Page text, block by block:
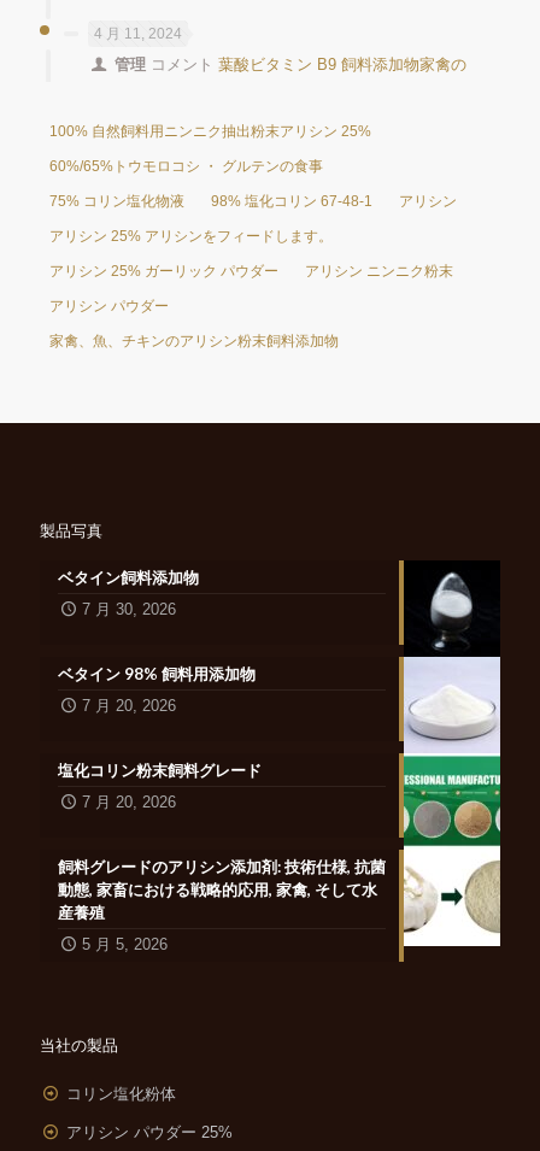
4 月 11, 2024
管理 コメント葉酸ビタミン B9 飼料添加物家禽の
100% 自然飼料用ニンニク抽出粉末アリシン 25%
60%/65%トウモロコシ ・ グルテンの食事
75% コリン塩化物液 98% 塩化コリン 67-48-1 アリシン
アリシン 25% アリシンをフィードします。
アリシン 25% ガーリック パウダー アリシン ニンニク粉末
アリシン パウダー
家禽、魚、チキンのアリシン粉末飼料添加物
製品写真
ベタイン飼料添加物
7 月 30, 2026
ベタイン 98% 飼料用添加物
7 月 20, 2026
塩化コリン粉末飼料グレード
7 月 20, 2026
飼料グレードのアリシン添加剤: 技術仕様, 抗菌
動態, 家畜における戦略的応用, 家禽, そして水
産養殖
5 月 5, 2026
当社の製品
コリン塩化粉体
アリシン パウダー 25%